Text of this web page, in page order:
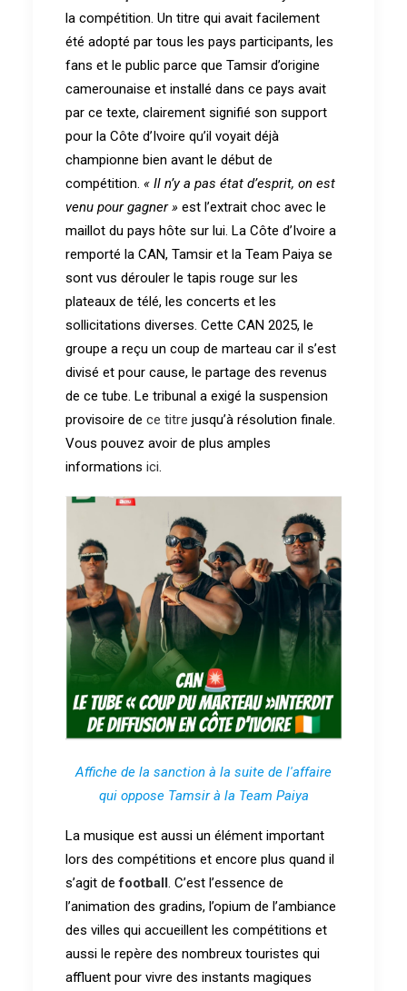
la compétition. Un titre qui avait facilement
été adopté par tous les pays participants, les
fans et le public parce que Tamsir d’origine
camerounaise et installé dans ce pays avait
par ce texte, clairement signifié son support
pour la Côte d’Ivoire qu’il voyait déjà
championne bien avant le début de
compétition. « Il n’y a pas état d’esprit, on est
venu pour gagner » est l’extrait choc avec le
maillot du pays hôte sur lui. La Côte d’Ivoire a
remporté la CAN, Tamsir et la Team Paiya se
sont vus dérouler le tapis rouge sur les
plateaux de télé, les concerts et les
sollicitations diverses. Cette CAN 2025, le
groupe a reçu un coup de marteau car il s’est
divisé et pour cause, le partage des revenus
de ce tube. Le tribunal a exigé la suspension
provisoire de ce titre jusqu’à résolution finale.
Vous pouvez avoir de plus amples
informations ici.
Affiche de la sanction à la suite de l'affaire
qui oppose Tamsir à la Team Paiya
La musique est aussi un élément important
lors des compétitions et encore plus quand il
s’agit defootball. C’est l’essence de
l’animation des gradins, l’opium de l’ambiance
des villes qui accueillent les compétitions et
aussi le repère des nombreux touristes qui
affluent pour vivre des instants magiques